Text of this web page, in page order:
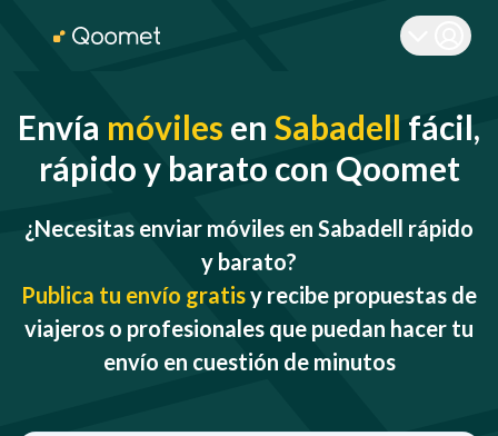
Envía móviles en Sabadell fácil,
rápido y barato con Qoomet
¿Necesitas enviar móviles en Sabadell rápido
y barato?
Publica tu envío gratisy recibe propuestas de
viajeros o profesionales que puedan hacer tu
envío en cuestión de minutos